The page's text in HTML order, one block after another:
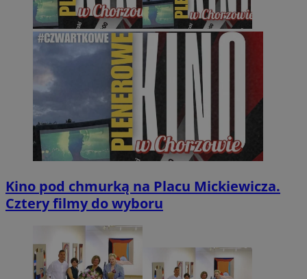
Kino pod chmurką na Placu Mickiewicza.
Cztery filmy do wyboru